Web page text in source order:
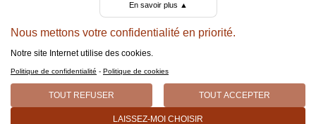
En savoir plus ▲
Nous mettons votre confidentialité en priorité.
Notre site Internet utilise des cookies.
Politique de confidentialité - Politique de cookies
TOUT REFUSER TOUT ACCEPTER
LAISSEZ-MOI CHOISIR